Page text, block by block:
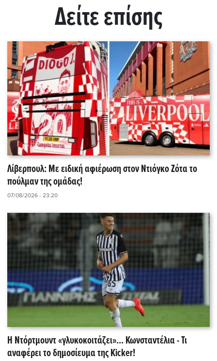
Δείτε επίσης
Λίβερπουλ: Με ειδική αφιέρωση στον Ντιόγκο Ζότα το
πούλμαν της ομάδας!
07/08/2026 - 23:20
Η Ντόρτμουντ «γλυκοκοιτάζει»... Κωνσταντέλια - Τι
αναφέρει το δημοσίευμα της Kicker!